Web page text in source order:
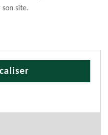
site.